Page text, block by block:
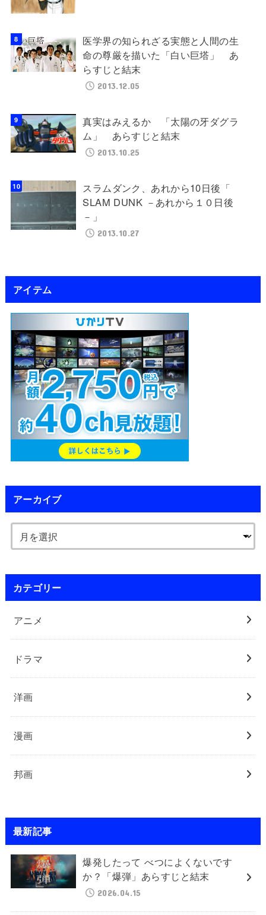
医学界の知られざる実態と人間の生
命の尊厳を描いた「白い巨塔」 あ
らすじと結末
2013.12.05
真実はみえるか 「太陽の牙ダグラ
ム」 あらすじと結末
2013.10.25
スラムダンク、あれから10日後「
SLAM DUNK －あれから１０日後
－」
2013.10.27
アイテム
アーカイブ
カテゴリー
アニメ
ドラマ
洋画
漫画
邦画
最新記事
爆発したって べつによくないです
か？「爆弾」あらすじと結末
2026.04.15